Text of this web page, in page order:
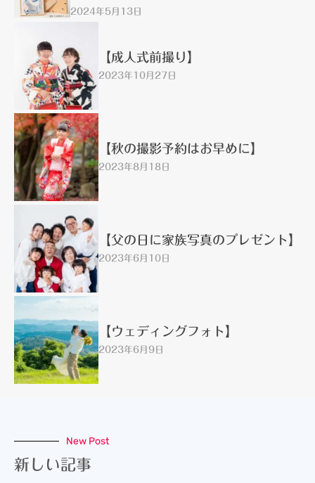
2024年5月13日
【成人式前撮り】
2023年10月27日
【秋の撮影予約はお早めに】
2023年8月18日
【父の日に家族写真のプレゼント】
2023年6月10日
【ウェディングフォト】
2023年6月9日
New Post
新しい記事